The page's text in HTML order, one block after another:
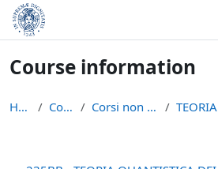
Skip to main content
Course information
Home Courses Corsi non piu` attivi